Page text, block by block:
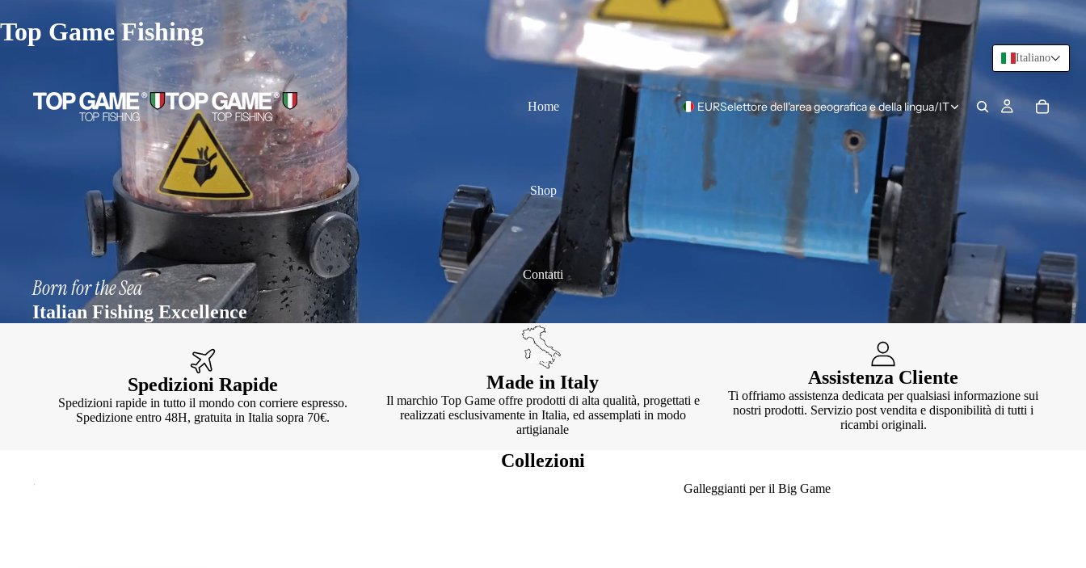
Top Game Fishing
Home
Shop
Contatti
Altro
EURSelettore dell'area geografica e della lingua/IT
Born for the Sea
Italian Fishing Excellence
Spedizioni Rapide
Spedizioni rapide in tutto il mondo con corriere espresso.
Spedizione entro 48H, gratuita in Italia sopra 70€.
Made in Italy
Il marchio Top Game offre prodotti di alta qualità, progettati e
realizzati esclusivamente in Italia, ed assemplati in modo
artigianale
Assistenza Cliente
Ti offriamo assistenza dedicata per qualsiasi informazione sui
nostri prodotti. Servizio post vendita e disponibilità di tutti i
ricambi originali.
Collezioni
Knotter Galleggianti per il Big Game
Italiano